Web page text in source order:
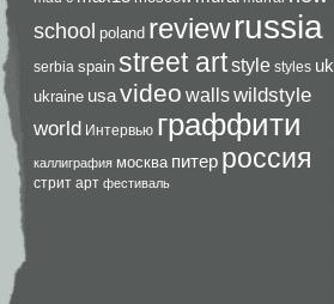
school poland reviewrussia
serbia spain street artstyle styles uk
ukraine usavideo wallswildstyle
world Интервью граффити
каллиграфия москва питер россия
стрит арт фестиваль